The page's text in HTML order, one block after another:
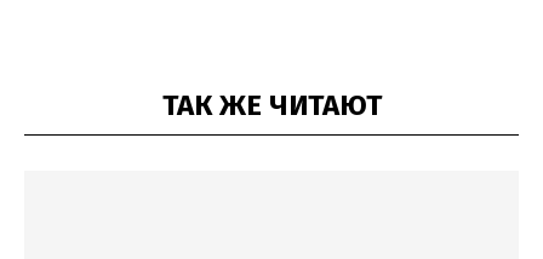
ТАК ЖЕ ЧИТАЮТ